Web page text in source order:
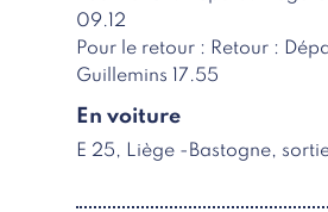
09.12
Pour le retour : Retour :
Guillemins 17.55
En voiture
E 25, Liège -Bastogne,